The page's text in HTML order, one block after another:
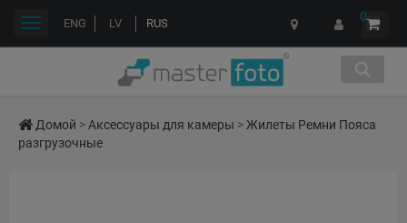
ENG LV RUS 0
Переключить
Домой >Аксессуары для камеры >Жилеты Ремни Пояса
разгрузочные